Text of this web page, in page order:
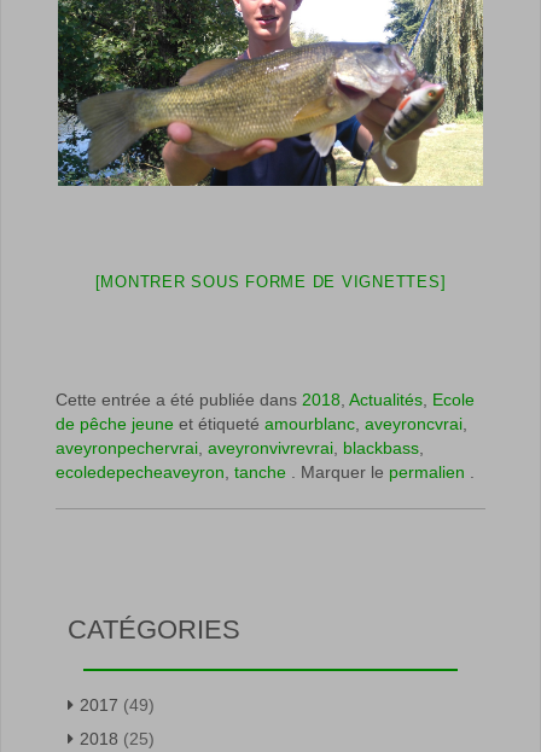
[MONTRER SOUS FORME DE VIGNETTES]
Cette entrée a été publiée dans 2018, Actualités, Ecole
de pêche jeune et étiqueté amourblanc, aveyroncvrai,
aveyronpechervrai, aveyronvivrevrai, blackbass,
ecoledepecheaveyron, tanche . Marquer le permalien .
CATÉGORIES
2017 (49)
2018 (25)